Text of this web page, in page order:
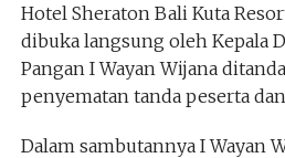
Hotel Sheraton Bali Kuta
dibuka langsung oleh Kepala
Pangan I Wayan Wijana
penyematan tanda peserta
Dalam sambutannya I Wayan